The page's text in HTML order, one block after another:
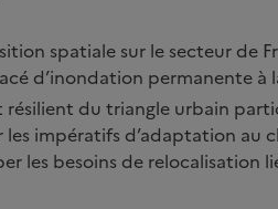
spatiale sur le secteur de
d’inondation permanente à
résilient du triangle urbain
impératifs d’adaptation au
les besoins de relocalisation